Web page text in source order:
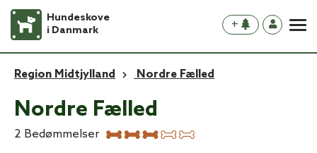
Hundeskove
i Danmark
+
Region Midtjylland Nordre Fælled
Nordre Fælled
2 Bedømmelser